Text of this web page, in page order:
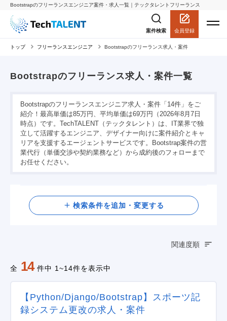
Bootstrapのフリーランスエンジニア案件・求人一覧｜テックタレントフリーランス
案件検索 会員登録
トップ フリーランスエンジニア Bootstrapのフリーランス求人・案件
Bootstrapのフリーランス求人・案件一覧
Bootstrapのフリーランスエンジニア求人・案件「14件」をご
紹介！最高単価は85万円、平均単価は69万円（2026年8月7日
時点）です。TechTALENT（テックタレント）は、IT業界で独
立して活躍するエンジニア、デザイナー向けに案件紹介とキャ
リアを支援するエージェントサービスです。Bootstrap案件の営
業代行（単価交渉や契約業務など）から成約後のフォローまで
お任せください。
検索
検索条件を追加・変更する
全 14 件中 1~14件を表示中
関連度順
【Python/Django/Bootstrap】スポーツ記
録システム更改の求人・案件